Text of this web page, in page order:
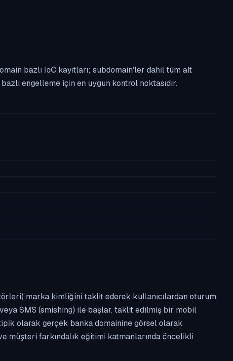
bazlı IoC kayıtları; subdomain'ler dahil tüm alt
engelleme için en uygun kontrol noktasıdır.
marka kimliğini taklit ederek kullanıcılardan oturum
SMS (smishing) ile başlar, taklit edilmiş bir mobil
olarak gerçek banka domainine görsel olarak
müşteri farkındalık eğitimi katmanlarında öncelikli